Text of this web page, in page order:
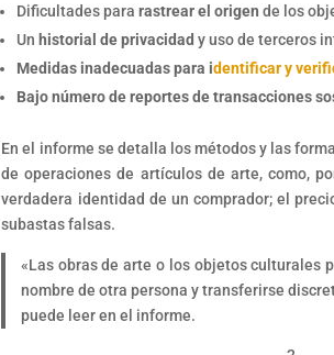
Dificultades pararastrear el origen de los
Unhistorial de privacidad y uso de terceros
Medidas inadecuadas para identificar y
Bajo número de reportes de transacciones
En el informe se detalla los métodos y las
de operaciones de artículos de arte, como,
verdadera identidad de un comprador; el
subastas falsas.
«Las obras de arte o los objetos culturales
nombre de otra persona y transferirse
puede leer en el informe.